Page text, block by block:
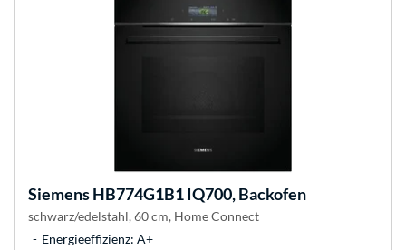
SiemensHB774G1B1 IQ700, Backofen
schwarz/edelstahl, 60 cm, Home Connect
Energieeffizienz: A+